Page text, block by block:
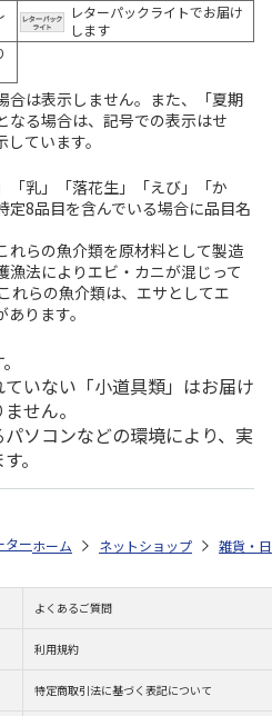
レターパックライトでお届け
します
合は表示しません。また、「夏期
なる場合は、記号での表示はせ
ています。
「乳」「落花生」「えび」「か
定8品目を含んでいる場合に品目名
らの魚介類を原材料として製造
漁法によりエビ・カニが混じって
れらの魚介類は、エサとしてエ
ります。
いない「小道具類」はお届け
せん。
ソコンなどの環境により、実
。
ター 吸水速乾 ヘアドライタオル タマ＆
ホーム ネットショップ 雑貨・
よくあるご質問
利用規約
特定商取引法に基づく表記について